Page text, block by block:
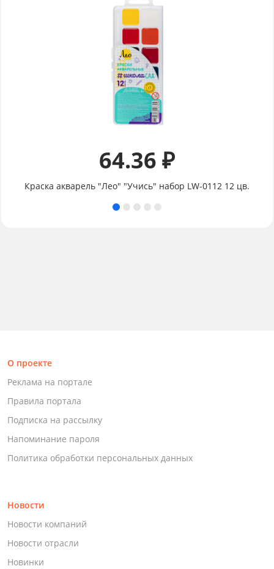
64.36 ₽
Краска акварель "Лео" "Учись" набор LW-0112 12 цв.
О проекте
Реклама на портале
Правила портала
Подписка на рассылку
Напоминание пароля
Политика обработки персональных данных
Новости
Новости компаний
Новости отрасли
Новинки